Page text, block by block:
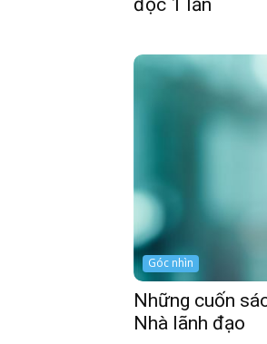
Góc nhìn
Những cuốn
Nhà lãnh đạo